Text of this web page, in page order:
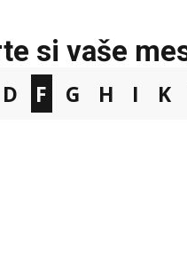
si vaše
D F G H I K